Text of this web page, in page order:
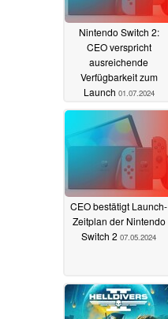
Nintendo Switch 2:
CEO verspricht
ausreichende
Verfügbarkeit zum
Launch 01.07.2024
CEO bestätigt Launch-
Zeitplan der Nintendo
Switch 2 07.05.2024